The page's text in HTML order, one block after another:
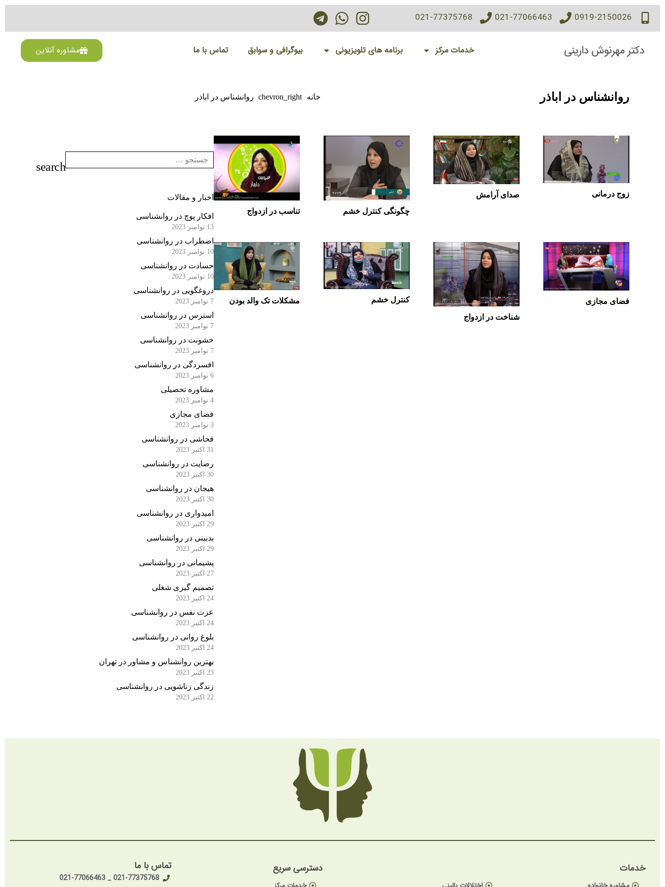
0919-2150026
021-77066463
021-77375768
دکتر مهرنوش دارینی خدمات مرکز برنامه های تلویزیونی بیوگرافی و سوابق تماس با ما مشاوره آنلاین
روانشناس در اباذر خانه chevron_right روانشناس در اباذر
زوج درمانی
صدای آرامش
چگونگی کنترل خشم
تناسب در ازدواج
فضای مجازی
شناخت در ازدواج
کنترل خشم مشکلات تک والد بودن
اخبار و مقالات
افکار پوچ در روانشناسی
13 نوامبر 2023
اضطراب در روانشناسی
10 نوامبر 2023
حسادت در روانشناسی
10 نوامبر 2023
دروغگویی در روانشناسی
7 نوامبر 2023
استرس در روانشناسی
7 نوامبر 2023
خشونت در روانشناسی
7 نوامبر 2023
افسردگی در روانشناسی
6 نوامبر 2023
مشاوره تحصیلی
4 نوامبر 2023
فضای مجازی
3 نوامبر 2023
فحاشی در روانشناسی
31 اکتبر 2023
رضایت در روانشناسی
30 اکتبر 2023
هیجان در روانشناسی
30 اکتبر 2023
امیدواری در روانشناسی
29 اکتبر 2023
بدبینی در روانشناسی
29 اکتبر 2023
پشیمانی در روانشناسی
27 اکتبر 2023
تصمیم گیری شغلی
24 اکتبر 2023
عزت نفس در روانشناسی
24 اکتبر 2023
بلوغ روانی در روانشناسی
24 اکتبر 2023
بهترین روانشناس و مشاور در تهران
23 اکتبر 2023
زندگی زناشویی در روانشناسی
22 اکتبر 2023
خدمات دسترسی سریع تماس با ما
021-77375768 _ 021-77066463